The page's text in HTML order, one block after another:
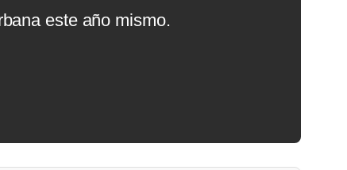
este año mismo.